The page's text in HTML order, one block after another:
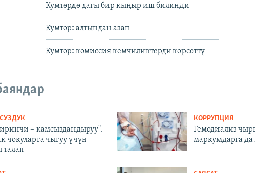
Кумтөрдө дагы бир кыңыр иш билинди
Кумтөр: алтындан азап
Кумтөр: комиссия кемчиликтерди көрсөттү
– камсыздандыруу".
чокуларга чыгуу үчүн
КОРРУПЦИЯ
Гемодиализ
маркумдарга да